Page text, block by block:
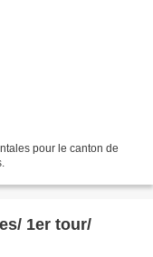
pour le canton de
1er tour/